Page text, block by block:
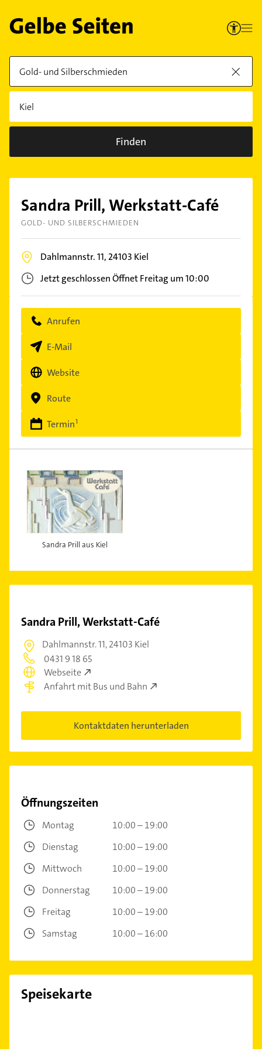
Finden
Sandra Prill, Werkstatt-Café
GOLD- UND SILBERSCHMIEDEN
Dahlmannstr. 11, 24103 Kiel
Jetzt geschlossenÖffnet Freitag um 10:00
Anrufen
E-Mail
Website
Route
Termin
Sandra Prill aus Kiel
Sandra Prill, Werkstatt-Café
Dahlmannstr. 11,24103 Kiel
0431 9 18 65
Webseite
Anfahrt mit Bus und Bahn
Kontaktdaten herunterladen
Öffnungszeiten
Montag
10:00 – 19:00
Dienstag
10:00 – 19:00
Mittwoch
10:00 – 19:00
Donnerstag
10:00 – 19:00
Freitag
10:00 – 19:00
Samstag
10:00 – 16:00
Speisekarte